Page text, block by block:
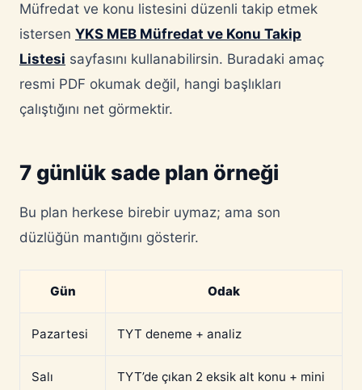
Müfredat ve konu listesini düzenli takip etmek
istersen YKS MEB Müfredat ve Konu Takip
Listesi sayfasını kullanabilirsin. Buradaki amaç
resmi PDF okumak değil, hangi başlıkları
çalıştığını net görmektir.
7 günlük sade plan örneği
Bu plan herkese birebir uymaz; ama son
düzlüğün mantığını gösterir.
Gün Odak
Pazartesi TYT deneme + analiz
Salı
TYT’de çıkan 2 eksik alt konu + mini